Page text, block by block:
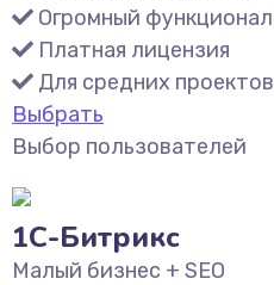
Огромный функционал
Платная лицензия
Для средних проектов
Выбрать
Выбор пользователей
1С-Битрикс
Малый бизнес + SEO